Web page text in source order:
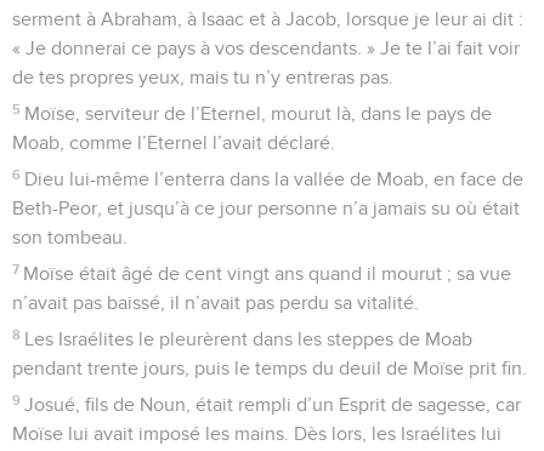
serment à Abraham, à Isaac et à Jacob, lorsque je leur ai dit :
« Je donnerai ce pays à vos descendants. » Je te l’ai fait voir
de tes propres yeux, mais tu n’y entreras pas.
5 Moïse, serviteur de l’Eternel, mourut là, dans le pays de
Moab, comme l’Eternel l’avait déclaré.
6 Dieu lui-même l’enterra dans la vallée de Moab, en face de
Beth-Peor, et jusqu’à ce jour personne n’a jamais su où était
son tombeau.
7 Moïse était âgé de cent vingt ans quand il mourut ; sa vue
n’avait pas baissé, il n’avait pas perdu sa vitalité.
8 Les Israélites le pleurèrent dans les steppes de Moab
pendant trente jours, puis le temps du deuil de Moïse prit fin.
9 Josué, fils de Noun, était rempli d’un Esprit de sagesse, car
Moïse lui avait imposé les mains. Dès lors, les Israélites lui